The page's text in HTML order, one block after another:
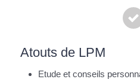
Atouts de LPM
Etude et conseils